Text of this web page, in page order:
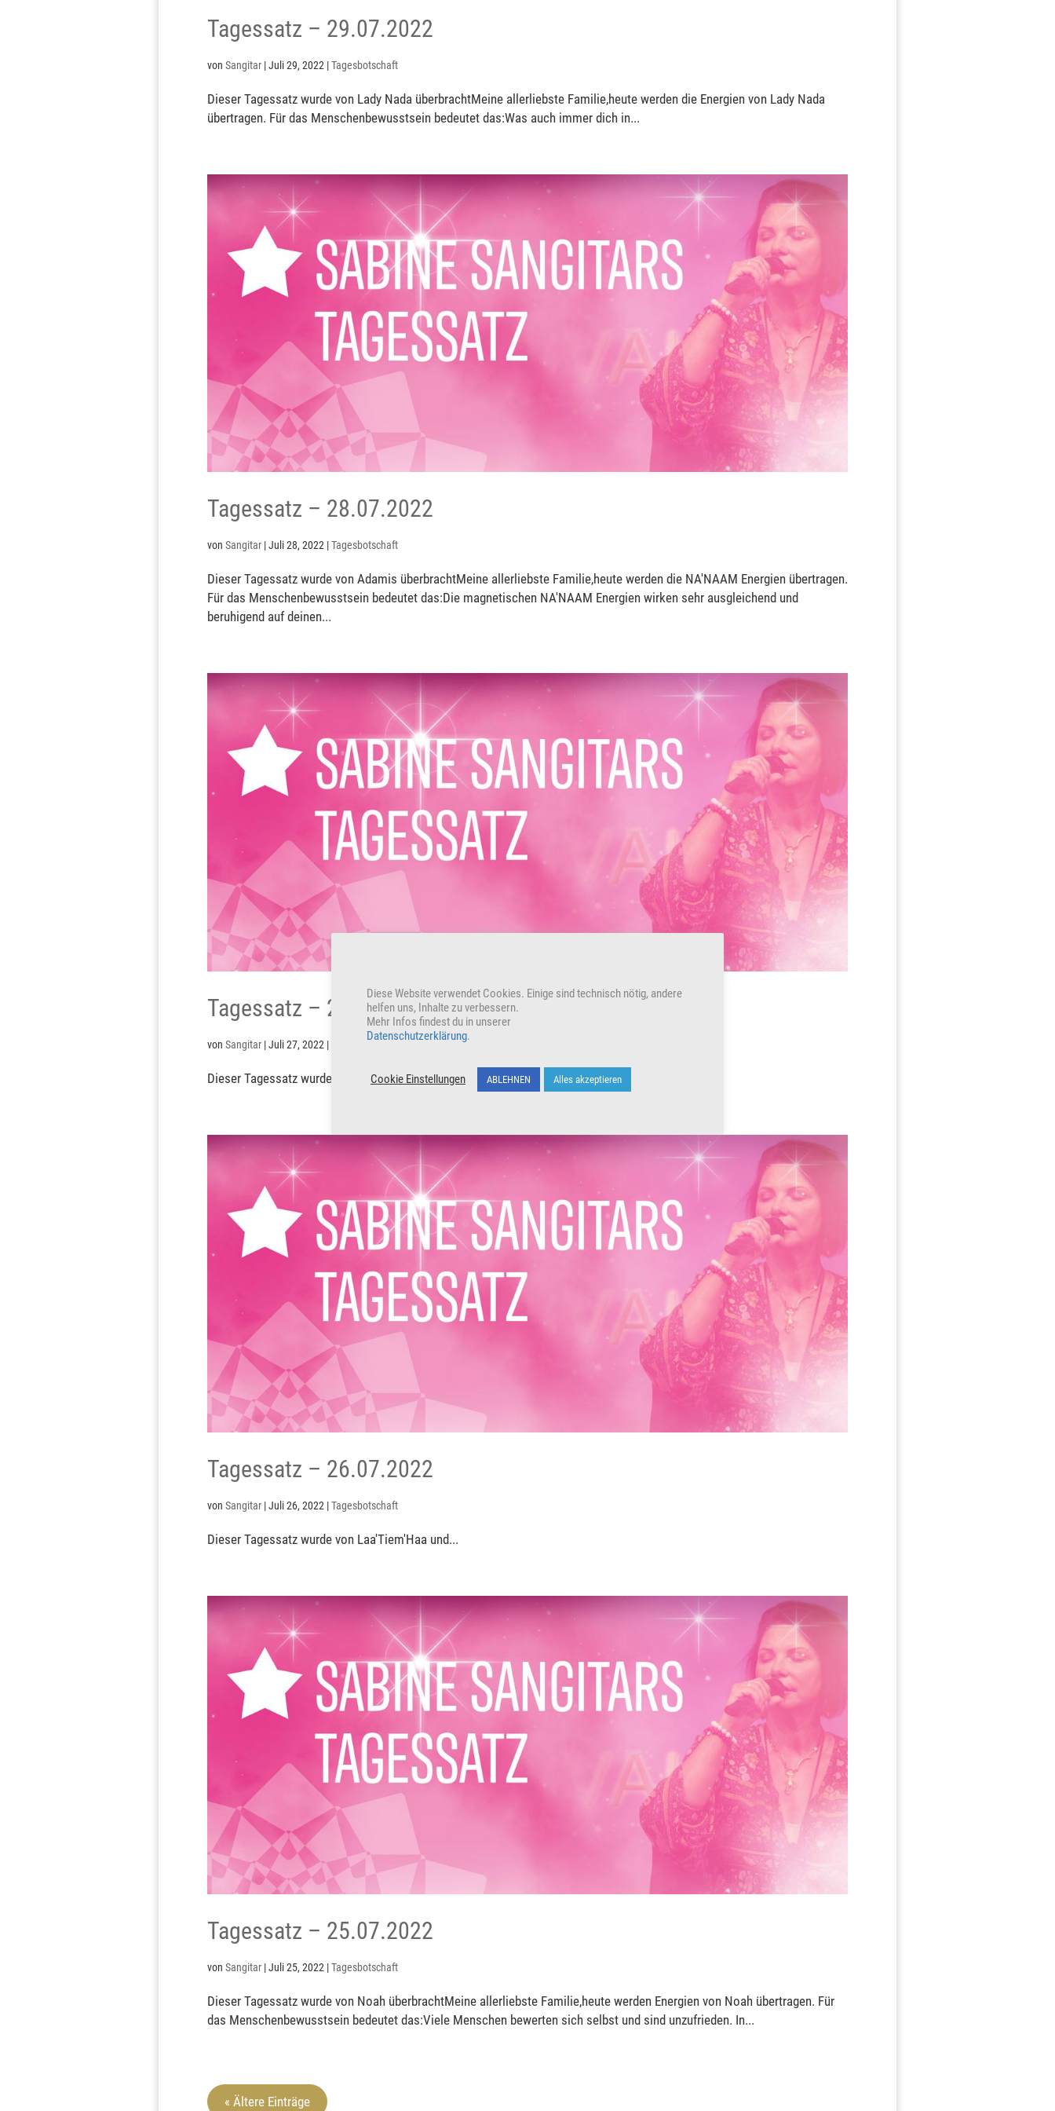
Tagessatz – 29.07.2022
von Sangitar|Juli 29, 2022 |Tagesbotschaft
Dieser Tagessatz wurde von Lady Nada überbrachtMeine allerliebste Familie,heute werden die Energien von Lady Nada
übertragen. Für das Menschenbewusstsein bedeutet das:Was auch immer dich in...
Tagessatz – 28.07.2022
von Sangitar|Juli 28, 2022|Tagesbotschaft
Dieser Tagessatz wurde von Adamis überbrachtMeine allerliebste Familie,heute werden die NA'NAAM Energien übertragen.
Für das Menschenbewusstsein bedeutet das:Die magnetischen NA'NAAM Energien wirken sehr ausgleichend und
beruhigend auf deinen...
Tagessatz – 27.07.2022
von Sangitar|Juli 27, 2022 |
Dieser Tagessatz wurde...
Tagessatz – 26.07.2022
von Sangitar|Juli 26, 2022|Tagesbotschaft
Dieser Tagessatz wurde von Laa'Tiem'Haa und...
Tagessatz – 25.07.2022
von Sangitar|Juli 25, 2022 |Tagesbotschaft
Dieser Tagessatz wurde von Noah überbrachtMeine allerliebste Familie,heute werden Energien von Noah übertragen. Für
das Menschenbewusstsein bedeutet das:Viele Menschen bewerten sich selbst und sind unzufrieden. In...
« Ältere Einträge
Diese Website verwendet Cookies. Einige sind technisch nötig, andere
helfen uns, Inhalte zu verbessern.
Mehr Infos findest du in unserer
Datenschutzerklärung.
Cookie Einstellungen ABLEHNEN Alles akzeptieren